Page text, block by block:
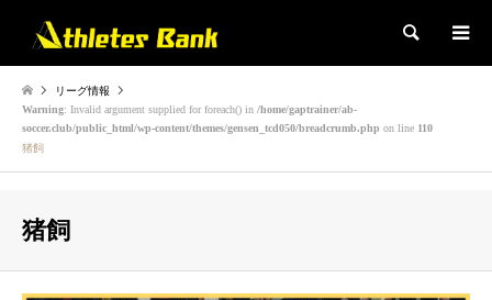
検索
リーグ情報
Warning: Invalid argument supplied for foreach() in /home/gaptrainer/ab-
soccer.club/public_html/wp-content/themes/gensen_tcd050/breadcrumb.php on line 110
猪飼
猪飼